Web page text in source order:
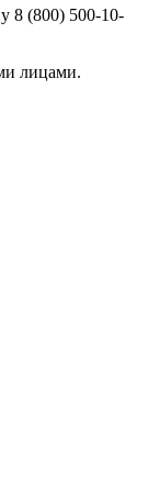
8 (800) 500-10-
лицами.